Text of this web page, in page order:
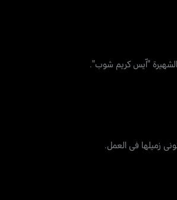
الشهيرة "آيس كريم شوب".
زميلها في العمل.